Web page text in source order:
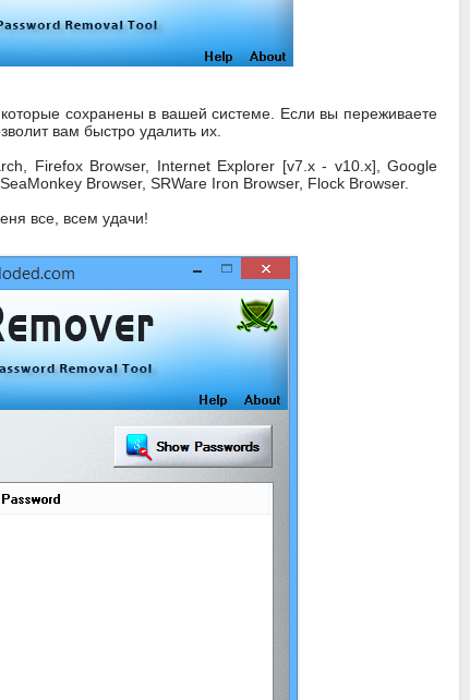
сохранены в вашей системе. Если вы переживаете
вам быстро удалить их.
Firefox Browser, Internet Explorer [v7.x - v10.x], Google
Browser, SRWare Iron Browser, Flock Browser.
все, всем удачи!